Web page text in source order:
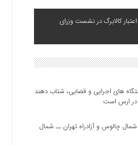
کالابرگ در نشست وزرای
های اجرایی و قضایی، شتاب‌ دهنده
در ارس است
چالوس و آزادراه تهران ــ شمال